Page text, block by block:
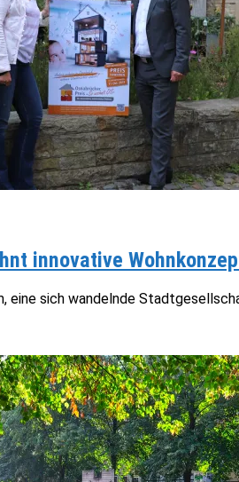
innovative
eine sich wandelnde